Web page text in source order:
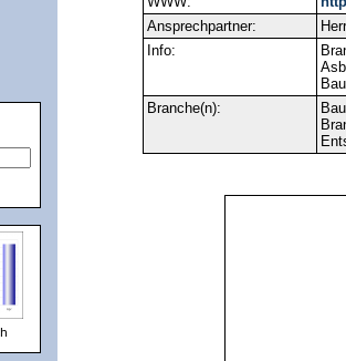
Ansprechpartner:
Info:
Branche(n):